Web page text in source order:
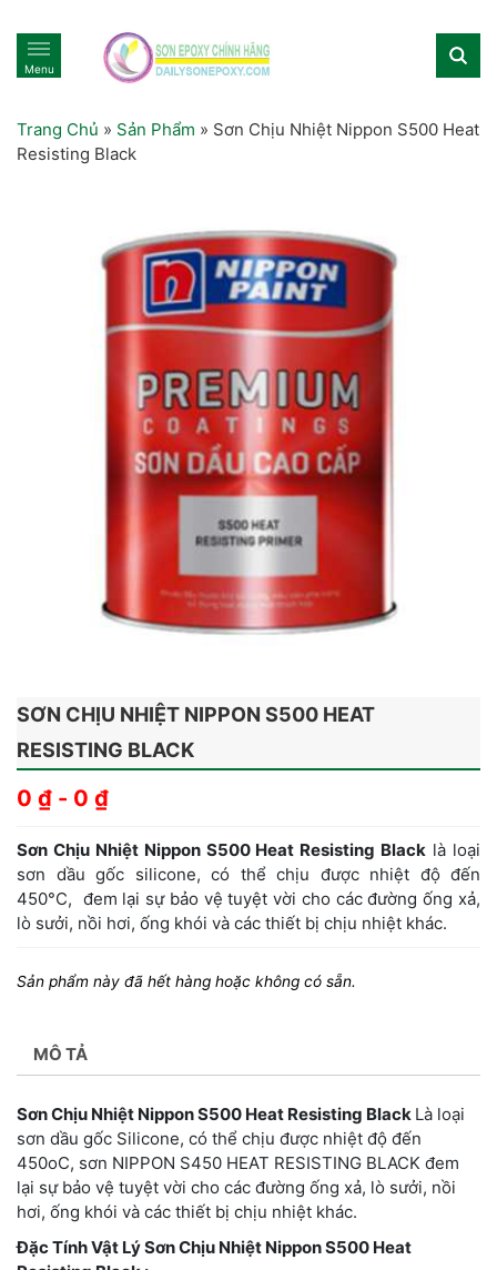
Menu
Trang Chủ » Sản Phẩm » Sơn Chịu Nhiệt Nippon S500 Heat
Resisting Black
SƠN CHỊU NHIỆT NIPPON S500 HEAT
RESISTING BLACK
0 ₫ - 0 ₫
Sơn Chịu Nhiệt Nippon S500 Heat Resisting Black là loại
sơn dầu gốc silicone, có thể chịu được nhiệt độ đến
450°C, đem lại sự bảo vệ tuyệt vời cho các đường ống xả,
lò sưởi, nồi hơi, ống khói và các thiết bị chịu nhiệt khác.
Sản phẩm này đã hết hàng hoặc không có sẵn.
MÔ TẢ
Sơn Chịu Nhiệt Nippon S500 Heat Resisting Black Là loại
sơn dầu gốc Silicone, có thể chịu được nhiệt độ đến
450oC, sơn NIPPON S450 HEAT RESISTING BLACK đem
lại sự bảo vệ tuyệt vời cho các đường ống xả, lò sưởi, nồi
hơi, ống khói và các thiết bị chịu nhiệt khác.
Đặc Tính Vật Lý Sơn Chịu Nhiệt Nippon S500 Heat